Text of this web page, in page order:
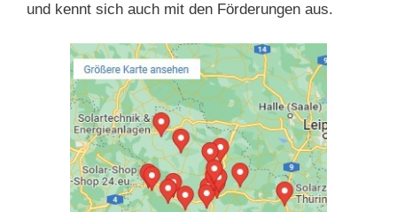
und kennt sich auch mit den Förderungen aus.